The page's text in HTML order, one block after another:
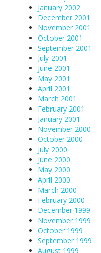
January 2002
December 2001
November 2001
October 2001
September 2001
July 2001
June 2001
May 2001
April 2001
March 2001
February 2001
January 2001
November 2000
October 2000
July 2000
June 2000
May 2000
April 2000
March 2000
February 2000
December 1999
November 1999
October 1999
September 1999
August 1999